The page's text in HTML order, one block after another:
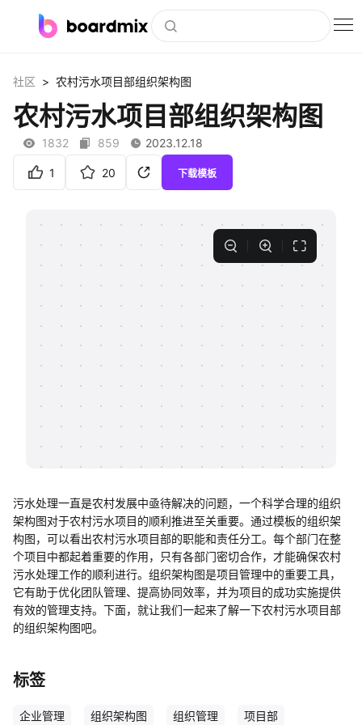
社区资源
下载
会员
私有化部署
帮助中心
社区 > 农村污水项目部组织架构图
农村污水项目部组织架构图
1832 859 2023.12.18
1 20 下载模板
污水处理一直是农村发展中亟待解决的问题，一个科学合理的组织
架构图对于农村污水项目的顺利推进至关重要。通过模板的组织架
构图，可以看出农村污水项目部的职能和责任分工。每个部门在整
个项目中都起着重要的作用，只有各部门密切合作，才能确保农村
污水处理工作的顺利进行。组织架构图是项目管理中的重要工具，
它有助于优化团队管理、提高协同效率，并为项目的成功实施提供
有效的管理支持。下面，就让我们一起来了解一下农村污水项目部
的组织架构图吧。
标签
企业管理 组织架构图 组织管理 项目部